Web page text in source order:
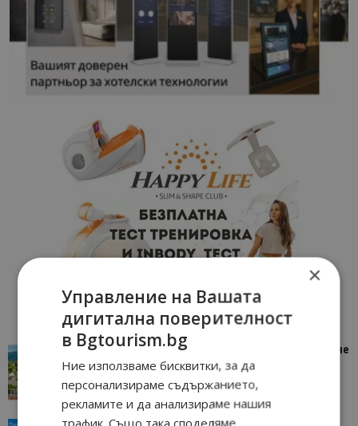
“Пощенска картичка от…”: Петрич – Изживяване
отвъд очакваното
Петрич 11/07/2026 11:22
×
Управление на Вашата
дигитална поверителност
в Bgtourism.bg
Ние използваме бисквитки, за да
персонализираме съдържанието,
рекламите и да анализираме нашия
трафик. Също така споделяме